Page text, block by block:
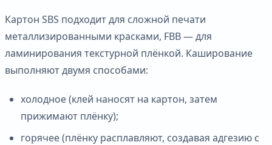
Картон SBS подходит для сложной печати
металлизированными красками, FBB — для
ламинирования текстурной плёнкой. Каширование
выполняют двумя способами:
холодное (клей наносят на картон, затем
прижимают плёнку);
горячее (плёнку расплавляют, создавая адгезию с